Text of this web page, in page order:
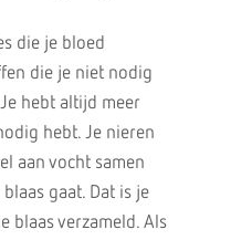
die je bloed
die je niet nodig
hebt altijd meer
hebt. Je nieren
aan vocht samen
gaat. Dat is je
blaas verzameld. Als